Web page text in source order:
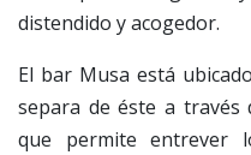
distendido y acogedor.
El bar Musa está
separa de éste a través
que permite entrever